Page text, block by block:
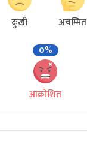
दुःखी अचम्मित
0%
आक्रोशित